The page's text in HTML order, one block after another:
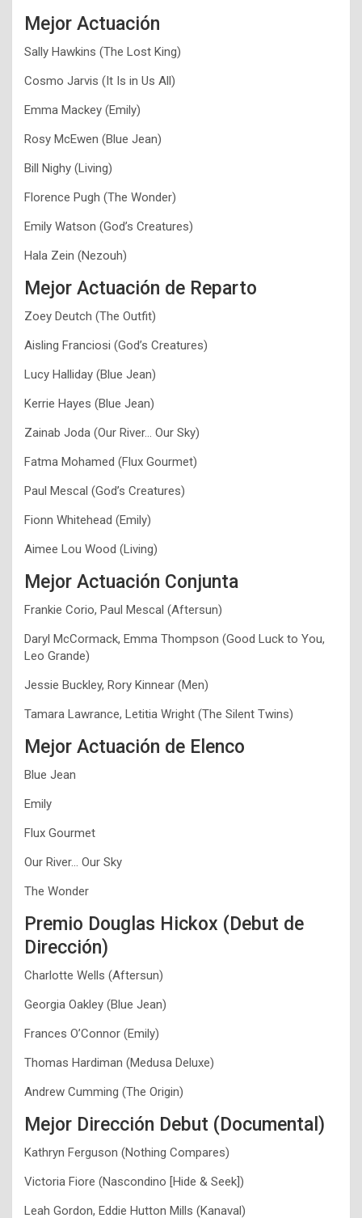
Mejor Actuación
Sally Hawkins (The Lost King)
Cosmo Jarvis (It Is in Us All)
Emma Mackey (Emily)
Rosy McEwen (Blue Jean)
Bill Nighy (Living)
Florence Pugh (The Wonder)
Emily Watson (God’s Creatures)
Hala Zein (Nezouh)
Mejor Actuación de Reparto
Zoey Deutch (The Outfit)
Aisling Franciosi (God’s Creatures)
Lucy Halliday (Blue Jean)
Kerrie Hayes (Blue Jean)
Zainab Joda (Our River… Our Sky)
Fatma Mohamed (Flux Gourmet)
Paul Mescal (God’s Creatures)
Fionn Whitehead (Emily)
Aimee Lou Wood (Living)
Mejor Actuación Conjunta
Frankie Corio, Paul Mescal (Aftersun)
Daryl McCormack, Emma Thompson (Good Luck to You,
Leo Grande)
Jessie Buckley, Rory Kinnear (Men)
Tamara Lawrance, Letitia Wright (The Silent Twins)
Mejor Actuación de Elenco
Blue Jean
Emily
Flux Gourmet
Our River… Our Sky
The Wonder
Premio Douglas Hickox (Debut de
Dirección)
Charlotte Wells (Aftersun)
Georgia Oakley (Blue Jean)
Frances O’Connor (Emily)
Thomas Hardiman (Medusa Deluxe)
Andrew Cumming (The Origin)
Mejor Dirección Debut (Documental)
Kathryn Ferguson (Nothing Compares)
Victoria Fiore (Nascondino [Hide & Seek])
Leah Gordon, Eddie Hutton Mills (Kanaval)